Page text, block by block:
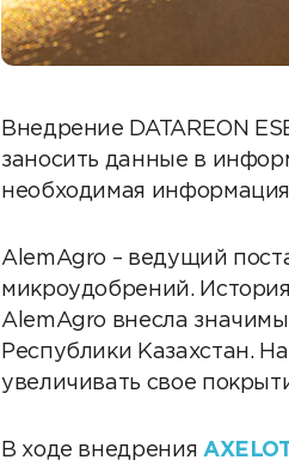
Внедрение DATAREON
заносить данные в
необходимая
AlemAgro – ведущий
микроудобрений.
AlemAgro внесла
Республики Казахстан.
увеличивать свое
В ходе внедрения